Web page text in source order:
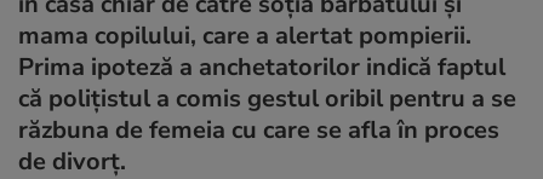
mama copilului, care a alertat pompierii.
Prima ipoteză a anchetatorilor indică faptul
că polițistul a comis gestul oribil pentru a se
răzbuna de femeia cu care se afla în proces
de divorț.